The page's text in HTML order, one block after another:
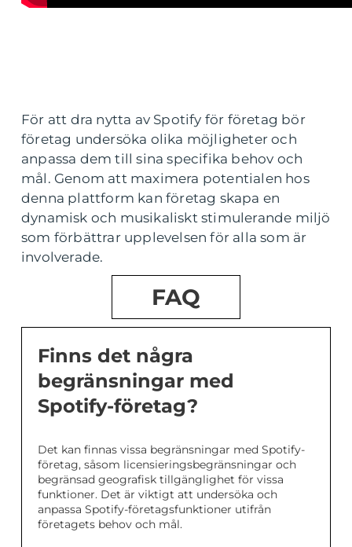
För att dra nytta av Spotify för företag bör
företag undersöka olika möjligheter och
anpassa dem till sina specifika behov och
mål. Genom att maximera potentialen hos
denna plattform kan företag skapa en
dynamisk och musikaliskt stimulerande miljö
som förbättrar upplevelsen för alla som är
involverade.
FAQ
Finns det några
begränsningar med
Spotify-företag?
Det kan finnas vissa begränsningar med Spotify-
företag, såsom licensieringsbegränsningar och
begränsad geografisk tillgänglighet för vissa
funktioner. Det är viktigt att undersöka och
anpassa Spotify-företagsfunktioner utifrån
företagets behov och mål.